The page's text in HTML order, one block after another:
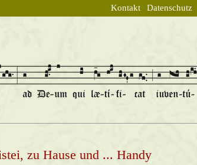
Kontakt Datenschutz
zu Hause und ... Handy